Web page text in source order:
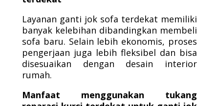
Layanan ganti jok sofa terdekat memiliki
banyak kelebihan dibandingkan membeli
sofa baru. Selain lebih ekonomis, proses
pengerjaan juga lebih fleksibel dan bisa
disesuaikan dengan desain interior
rumah.
Manfaat menggunakan tukang